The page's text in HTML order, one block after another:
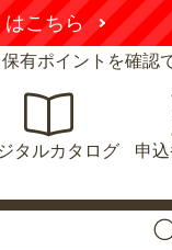
はこちら
有ポイントを確認で
タルカタログ 申